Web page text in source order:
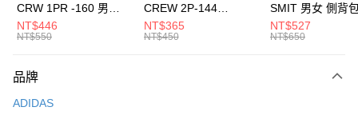
元大商業銀行
台灣樂天信用卡公司
全盈+PAY
AFTEE先享後付
【關於「AFTEE先享後付」】
便利好安心！
運送方式
CRW 1PR -160 男女
中統襪 FZ3393100
NT$446
NT$550
CREW 2P-144
EMBRDY 男女 短統襪
FZ3073133
NT$365
NT$450
SMIT 男女 側背
BA5871010
NT$527
NT$650
品牌
ADIDAS